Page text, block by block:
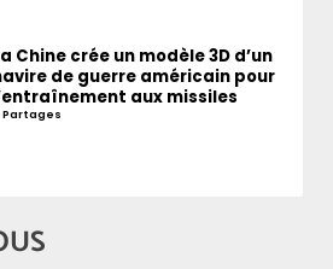
Chine crée un modèle 3D d’un
de guerre américain pour
aux missiles
Partages